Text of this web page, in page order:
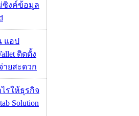
ซิงค์ข้อมูล
แอป
ติดตั้ง
ายสะดวก
รให้ธุรกิจ
Solution